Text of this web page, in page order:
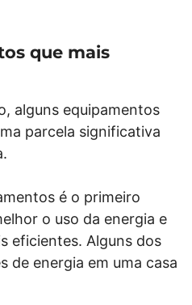
que mais
alguns equipamentos
parcela significativa
é o primeiro
o uso da energia e
eficientes. Alguns dos
de energia em uma casa